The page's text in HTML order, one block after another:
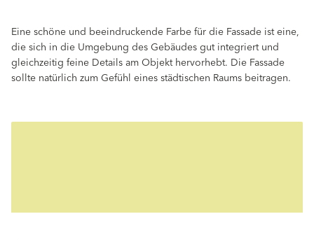
Eine schöne und beeindruckende Farbe für die Fassade ist eine,
die sich in die Umgebung des Gebäudes gut integriert und
gleichzeitig feine Details am Objekt hervorhebt. Die Fassade
sollte natürlich zum Gefühl eines städtischen Raums beitragen.